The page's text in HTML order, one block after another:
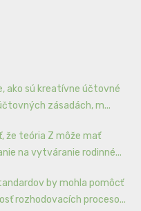
ako sú kreatívne účtovné
zásadách, m...
že teória Z môže mať
na vytváranie rodinné...
by mohla pomôcť
rozhodovacích proceso...